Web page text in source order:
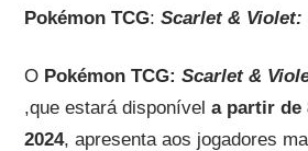
Pokémon TCG: Scarlet &
O Pokémon TCG: Scarlet &
,que estará disponível a partir de
2024, apresenta aos jogadores